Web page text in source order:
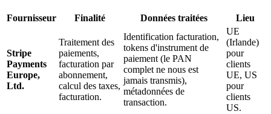
Fournisseur Finalité Données traitées Lieu
Stripe
Payments
Europe,
Ltd.
Traitement des
paiements,
facturation par
abonnement,
calcul des taxes,
facturation.
Identification facturation,
tokens d'instrument de
paiement (le PAN
complet ne nous est
jamais transmis),
métadonnées de
transaction.
UE
(Irlande)
pour
clients
UE, US
pour
clients
US.